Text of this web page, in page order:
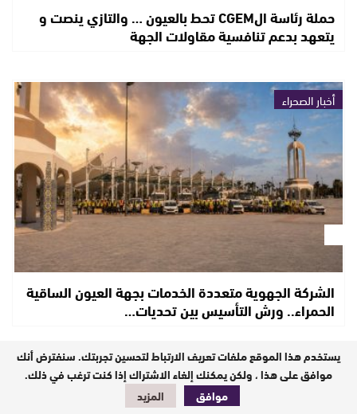
حملة رئاسة الCGEM تحط بالعيون … والتازي ينصت و
يتعهد بدعم تنافسية مقاولات الجهة
أخبار الصحراء
الشركة الجهوية متعددة الخدمات بجهة العيون الساقية
الحمراء.. ورش التأسيس بين تحديات…
أخبار الصحراء
يستخدم هذا الموقع ملفات تعريف الارتباط لتحسين تجربتك. سنفترض أنك
موافق على هذا ، ولكن يمكنك إلغاء الاشتراك إذا كنت ترغب في ذلك.
موافق
المزيد